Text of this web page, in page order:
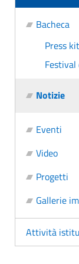
Bacheca
Press kit
Notizie
Eventi
Video
Progetti
Gallerie
Attività